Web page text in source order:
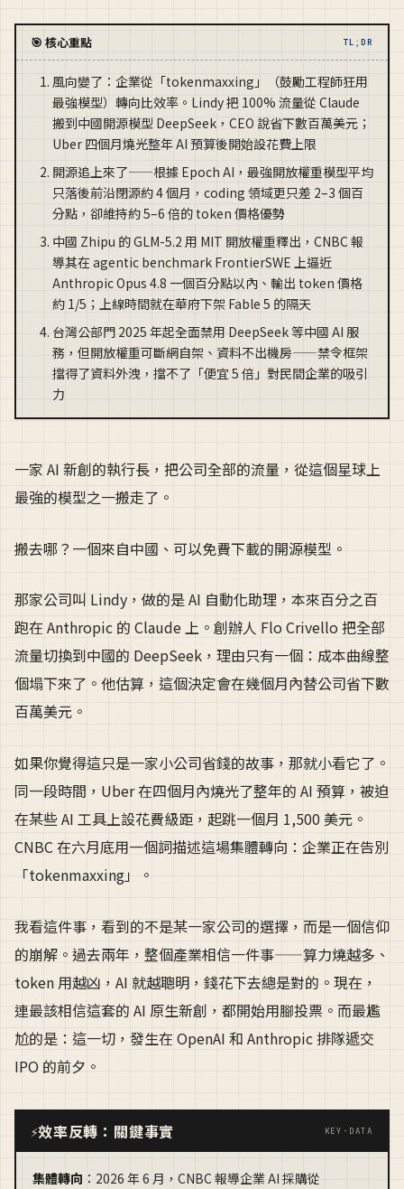
🎯 核心重點 TL;DR
風向變了：企業從「tokenmaxxing」（鼓勵工程師狂用
最強模型）轉向比效率。Lindy 把 100% 流量從 Claude
搬到中國開源模型 DeepSeek，CEO 說省下數百萬美元；
Uber 四個月燒光整年 AI 預算後開始設花費上限
開源追上來了——根據 Epoch AI，最強開放權重模型平均
只落後前沿閉源約 4 個月，coding 領域更只差 2–3 個百
分點，卻維持約 5–6 倍的 token 價格優勢
中國 Zhipu 的 GLM-5.2 用 MIT 開放權重釋出，CNBC 報
導其在 agentic benchmark FrontierSWE 上逼近
Anthropic Opus 4.8 一個百分點以內、輸出 token 價格
約 1/5；上線時間就在華府下架 Fable 5 的隔天
台灣公部門 2025 年起全面禁用 DeepSeek 等中國 AI 服
務，但開放權重可斷網自架、資料不出機房——禁令框架
擋得了資料外洩，擋不了「便宜 5 倍」對民間企業的吸引
力
一家 AI 新創的執行長，把公司全部的流量，從這個星球上
最強的模型之一搬走了。
搬去哪？一個來自中國、可以免費下載的開源模型。
那家公司叫 Lindy，做的是 AI 自動化助理，本來百分之百
跑在 Anthropic 的 Claude 上。創辦人 Flo Crivello 把全部
流量切換到中國的 DeepSeek，理由只有一個：成本曲線整
個塌下來了。他估算，這個決定會在幾個月內替公司省下數
百萬美元。
如果你覺得這只是一家小公司省錢的故事，那就小看它了。
同一段時間，Uber 在四個月內燒光了整年的 AI 預算，被迫
在某些 AI 工具上設花費級距，起跳一個月 1,500 美元。
CNBC 在六月底用一個詞描述這場集體轉向：企業正在告別
「tokenmaxxing」。
我看這件事，看到的不是某一家公司的選擇，而是一個信仰
的崩解。過去兩年，整個產業相信一件事——算力燒越多、
token 用越凶，AI 就越聰明，錢花下去總是對的。現在，
連最該相信這套的 AI 原生新創，都開始用腳投票。而最尷
尬的是：這一切，發生在 OpenAI 和 Anthropic 排隊遞交
IPO 的前夕。
⚡效率反轉：關鍵事實 KEY·DATA
集體轉向 ：2026 年 6 月，CNBC 報導企業 AI 採購從